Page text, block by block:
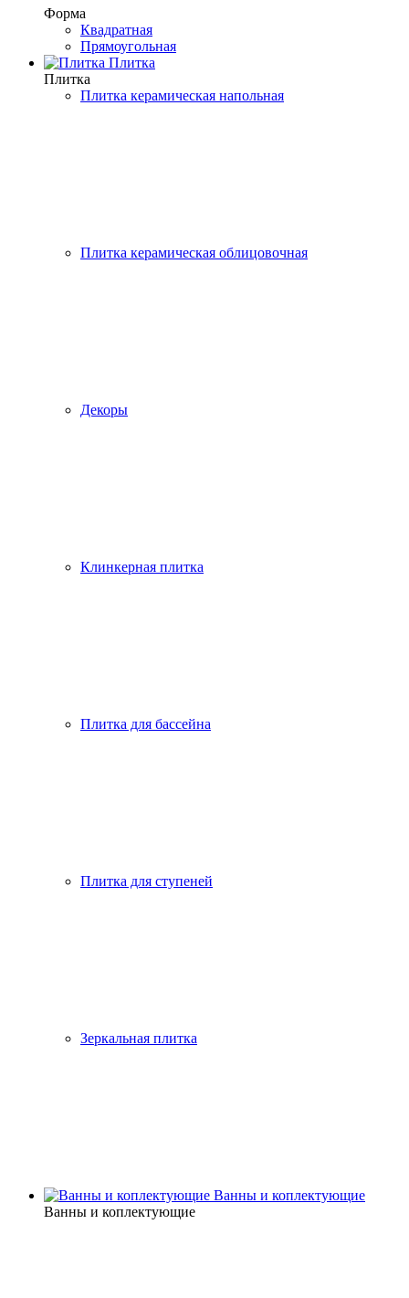
Форма
Квадратная
Прямоугольная
Плитка
Плитка
Плитка керамическая напольная
Плитка керамическая облицовочная
Декоры
Клинкерная плитка
Плитка для бассейна
Плитка для ступеней
Зеркальная плитка
Ванны и коплектующие
Ванны и коплектующие